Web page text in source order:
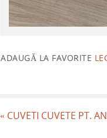
ADAUGĂ LA FAVORITE
« CUVETI CUVETE PT.